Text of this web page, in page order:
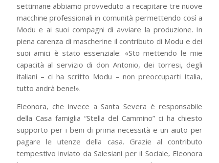
settimane abbiamo provveduto a recapitare tre nuove
macchine professionali in comunità permettendo così a
Modu e ai suoi compagni di avviare la produzione. In
piena carenza di mascherine il contributo di Modu e dei
suoi amici è stato essenziale: «Sto mettendo le mie
capacità al servizio di don Antonio, dei torresi, degli
italiani – ci ha scritto Modu – non preoccuparti Italia,
tutto andrà bene!».
Eleonora, che invece a Santa Severa è responsabile
della Casa famiglia “Stella del Cammino” ci ha chiesto
supporto per i beni di prima necessità e un aiuto per
pagare le utenze della casa. Grazie al contributo
tempestivo inviato da Salesiani per il Sociale, Eleonora